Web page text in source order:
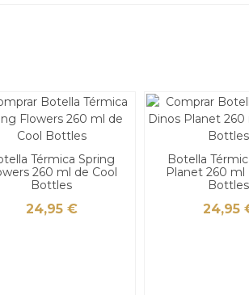
Térmica Spring
260 ml de Cool
Bottles
24,95 €
Botella
Planet 260 ml
Bottles
24,95